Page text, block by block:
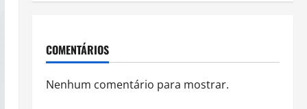
COMENTÁRIOS
Nenhum comentário para mostrar.